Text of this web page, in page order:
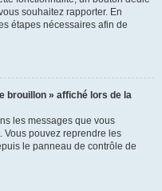
souhaitez rapporter. En
étapes nécessaires afin de
brouillon » affiché lors de la
les messages que vous
Vous pouvez reprendre les
le panneau de contrôle de